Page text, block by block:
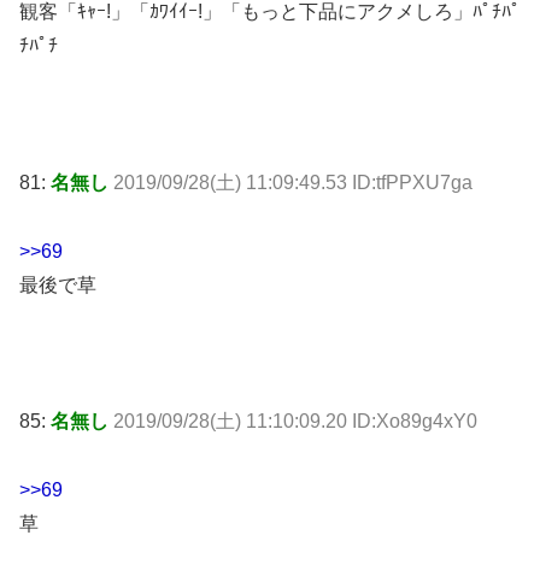
観客「ｷｬｰ!」「ｶﾜｲｲｰ!」「もっと下品にアクメしろ」ﾊﾟﾁﾊﾟ
ﾁﾊﾟﾁ
81: 名無し 2019/09/28(土) 11:09:49.53 ID:tfPPXU7ga
>>69
最後で草
85: 名無し 2019/09/28(土) 11:10:09.20 ID:Xo89g4xY0
>>69
草